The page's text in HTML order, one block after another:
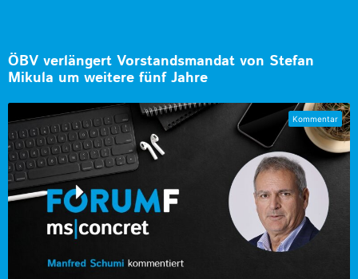
ÖBV verlängert Vorstandsmandat von Stefan
Mikula um weitere fünf Jahre